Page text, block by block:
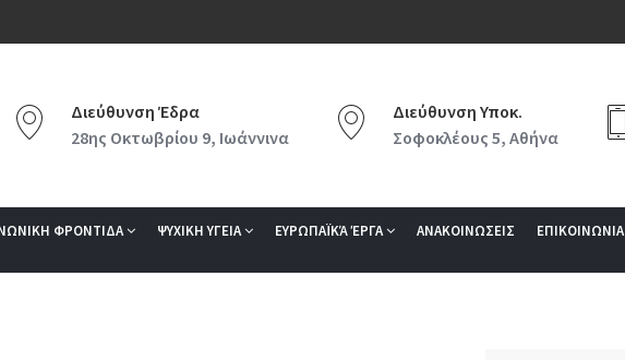
Διεύθυνση Έδρα
28ης Οκτωβρίου 9, Ιωάννινα
Διεύθυνση Υποκ.
Σοφοκλέους 5, Αθήνα
ΦΡΟΝΤΙΔΑ ΨΥΧΙΚΗ ΥΓΕΙΑ ΕΥΡΩΠΑΪΚΆ ΈΡΓΑ ΑΝΑΚΟΙΝΩΣΕΙΣ ΕΠΙΚΟΙΝΩΝΙΑ